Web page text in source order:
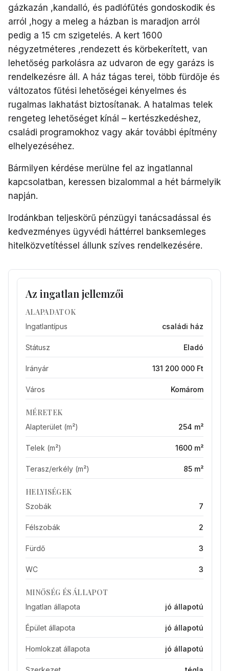
gázkazán ,kandalló, és padlófűtés gondoskodik és
arról ,hogy a meleg a házban is maradjon arról
pedig a 15 cm szigetelés. A kert 1600
négyzetméteres ,rendezett és körbekerített, van
lehetőség parkolásra az udvaron de egy garázs is
rendelkezésre áll. A ház tágas terei, több fürdője és
változatos fűtési lehetőségei kényelmes és
rugalmas lakhatást biztosítanak. A hatalmas telek
rengeteg lehetőséget kínál – kertészkedéshez,
családi programokhoz vagy akár további építmény
elhelyezéséhez.
Bármilyen kérdése merülne fel az ingatlannal
kapcsolatban, keressen bizalommal a hét bármelyik
napján.
Irodánkban teljeskörű pénzügyi tanácsadással és
kedvezményes ügyvédi háttérrel banksemleges
hitelközvetítéssel állunk szíves rendelkezésére.
Az ingatlan jellemzői
ALAPADATOK
Ingatlantípus családi ház
Státusz Eladó
Irányár 131 200 000 Ft
Város Komárom
MÉRETEK
Alapterület (m²) 254 m²
Telek (m²) 1600 m²
Terasz/erkély (m²) 85 m²
HELYISÉGEK
Szobák 7
Félszobák 2
Fürdő 3
WC 3
MINŐSÉG ÉS ÁLLAPOT
Ingatlan állapota jó állapotú
Épület állapota jó állapotú
Homlokzat állapota jó állapotú